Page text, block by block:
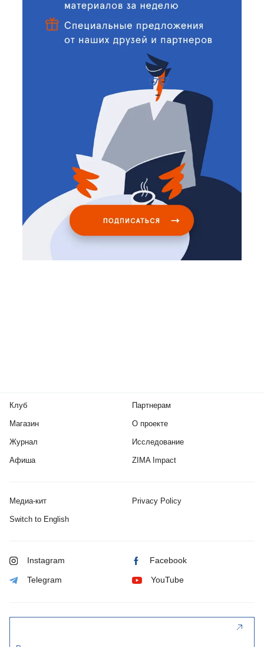
Клуб
Магазин
Журнал
Афиша
Партнерам
О проекте
Исследование
ZIMA Impact
Медиа-кит Privacy Policy
Switch to English
Instagram Facebook
Telegram YouTube